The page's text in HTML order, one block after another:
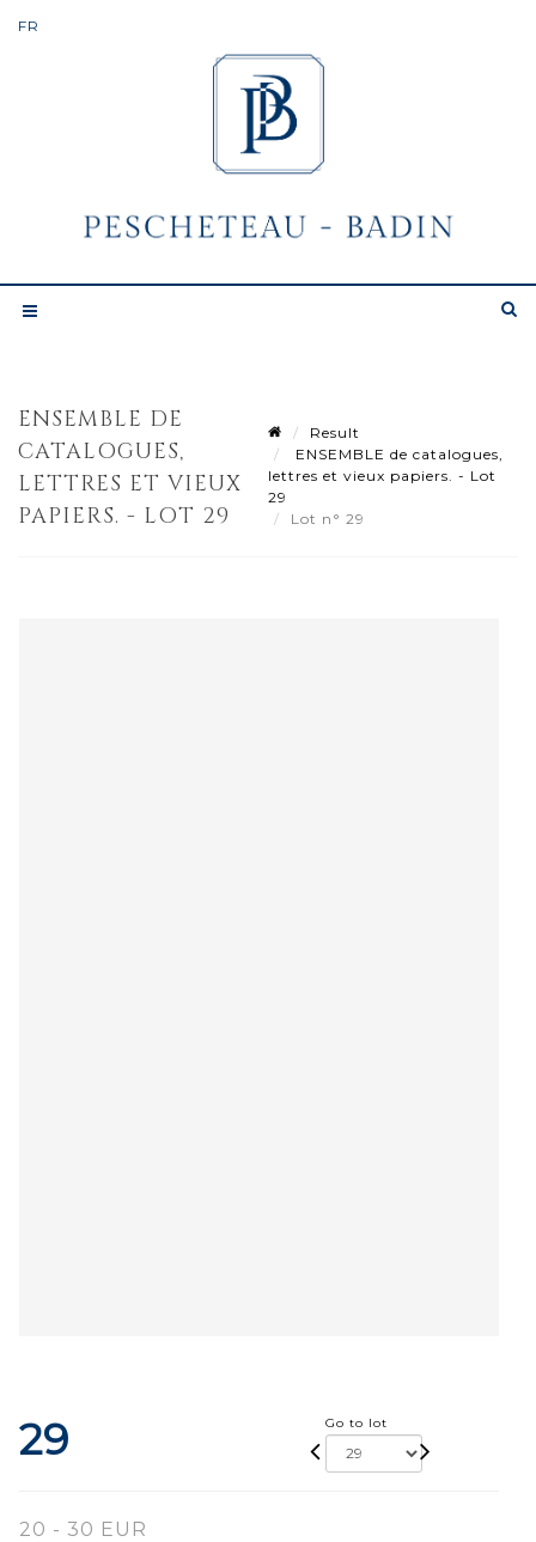
ENSEMBLE DE
CATALOGUES,
LETTRES ET VIEUX
PAPIERS. - LOT 29
Result
ENSEMBLE de catalogues,
lettres et vieux papiers. - Lot
29
Lot n° 29
29 Go to lot
20 - 30 EUR